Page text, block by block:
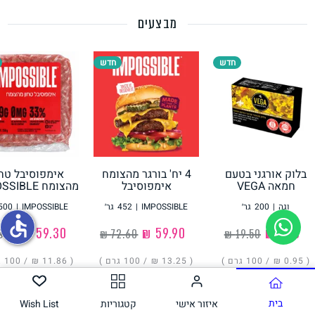
גבינות טבעוניות
מבצעים
חדש
בלוק אורגני בטעם
חמאה VEGA
200 גר׳ | וגה
‏19.50 ₪ ‏1.90 ₪
( ‏0.95 ₪ / 100 גרם )
חדש
4 יח' בורגר מהצומח
אימפוסיבל
452 גר׳ | IMPOSSIBLE
‏72.60 ₪
( ‏13.25 ₪ / 100 גרם )
אימפוסיבל
מהצומח IMPOSSIBLE
| IMPOSSIBLE
‏68.00 ₪
( ‏11.86 ₪ / 100 גרם
הוסיפו בית איזור אישי קטגוריות Wish List
accessible